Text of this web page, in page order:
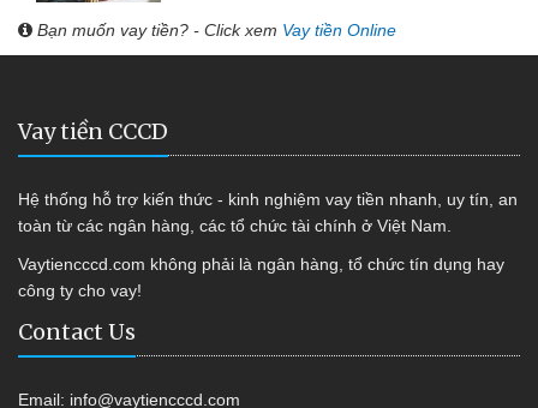
Bạn muốn vay tiền? - Click xem Vay tiền Online
Vay tiền CCCD
Hệ thống hỗ trợ kiến thức - kinh nghiệm vay tiền nhanh, uy tín, an
toàn từ các ngân hàng, các tổ chức tài chính ở Việt Nam.
Vaytiencccd.com không phải là ngân hàng, tổ chức tín dụng hay
công ty cho vay!
Contact Us
Email: info@vaytiencccd.com